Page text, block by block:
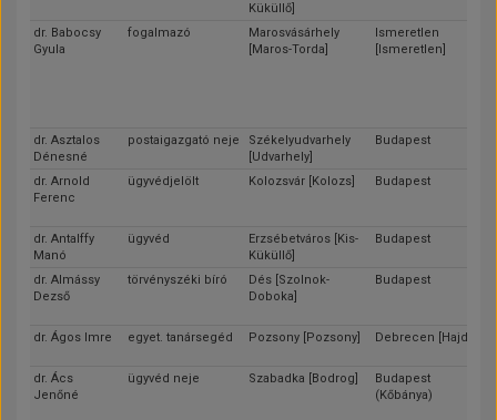
Küküllő]
dr. Babocsy
Gyula
fogalmazó
Marosvásárhely
[Maros-Torda]
Ismeretlen
[Ismeretlen]
dr. Asztalos
Dénesné
postaigazgató neje
Székelyudvarhely
[Udvarhely]
Budapest
dr. Arnold
Ferenc
ügyvédjelölt Kolozsvár [Kolozs] Budapest
dr. Antalffy
Manó
ügyvéd
Erzsébetváros [Kis-
Küküllő]
Budapest
dr. Almássy
Dezső
törvényszéki bíró
Dés [Szolnok-
Doboka]
Budapest
dr. Ágos Imre egyet. tanársegéd Pozsony [Pozsony] Debrecen [Hajdú]
dr. Ács
Jenőné
ügyvéd neje Szabadka [Bodrog]
Budapest
(Kőbánya)